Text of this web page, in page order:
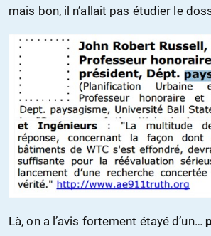
mais bon, il n’allait pas étudier le
Là, on a l’avis fortement étayé d’un…